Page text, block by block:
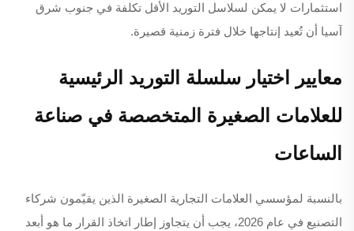
استثمارات لا يمكن لسلاسل التوريد الأقل تكلفة في جنوب شرق
آسيا أن تُعيد إنتاجها خلال فترة زمنية قصيرة.
معايير اختيار سلسلة التوريد الرئيسية
للعلامات الصغيرة المتخصصة في صناعة
الساعات
بالنسبة لمؤسسي العلامات التجارية الصغيرة الذين يقيّمون شركاء
التصنيع في عام 2026، يجب أن يتجاوز إطار اتخاذ القرار ما هو أبعد